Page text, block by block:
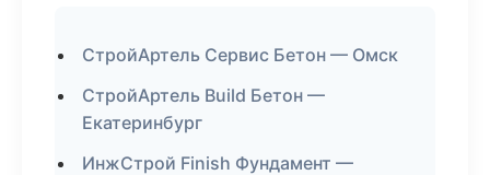
СтройАртель Сервис Бетон — Омск
СтройАртель Build Бетон —
Екатеринбург
ИнжСтрой Finish Фундамент —